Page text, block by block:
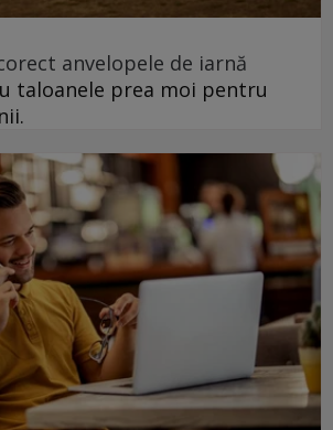
anvelopele de iarnă
taloanele prea moi pentru